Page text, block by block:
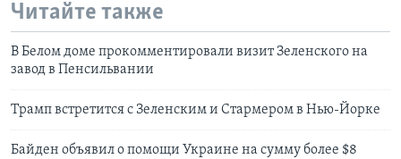
Читайте также
В Белом доме прокомментировали визит Зеленского на
завод в Пенсильвании
Трамп встретится с Зеленским и Стармером в Нью-Йорке
Байден объявил о помощи Украине на сумму более $8